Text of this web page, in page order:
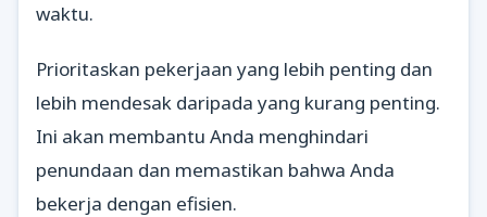
waktu.
Prioritaskan pekerjaan yang lebih penting dan
lebih mendesak daripada yang kurang penting.
Ini akan membantu Anda menghindari
penundaan dan memastikan bahwa Anda
bekerja dengan efisien.